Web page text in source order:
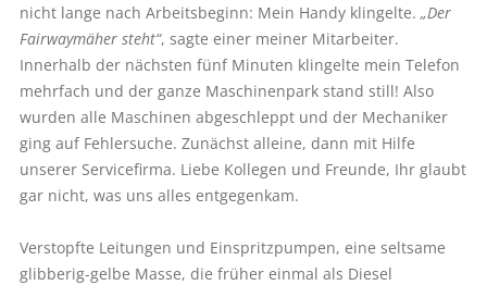
nicht lange nach Arbeitsbeginn: Mein Handy klingelte. „Der
Fairwaymäher steht“, sagte einer meiner Mitarbeiter.
Innerhalb der nächsten fünf Minuten klingelte mein Telefon
mehrfach und der ganze Maschinenpark stand still! Also
wurden alle Maschinen abgeschleppt und der Mechaniker
ging auf Fehlersuche. Zunächst alleine, dann mit Hilfe
unserer Servicefirma. Liebe Kollegen und Freunde, Ihr glaubt
gar nicht, was uns alles entgegenkam.
Verstopfte Leitungen und Einspritzpumpen, eine seltsame
glibberig-gelbe Masse, die früher einmal als Diesel